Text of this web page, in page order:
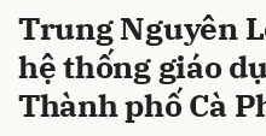
Trung Nguyên
hệ thống giáo
Thành phố Cà